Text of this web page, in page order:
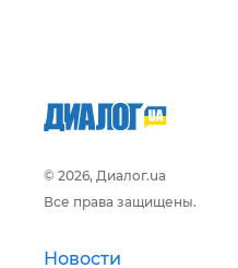
© 2026, Диалог.ua
Все права защищены.
Новости